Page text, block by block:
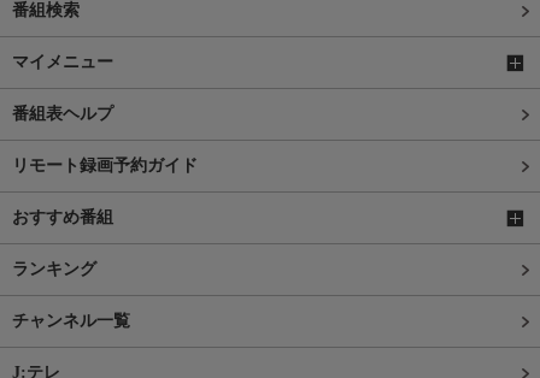
番組検索
マイメニュー
番組表ヘルプ
リモート録画予約ガイド
おすすめ番組
ランキング
チャンネル一覧
J:テレ